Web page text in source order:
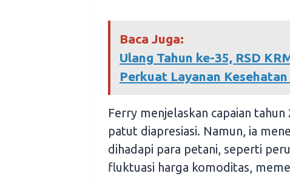
Baca Juga:
Ulang Tahun ke-35, RSD
Perkuat Layanan
Ferry menjelaskan capaian
patut diapresiasi. Namun, ia
dihadapi para petani, seperti
fluktuasi harga komoditas,